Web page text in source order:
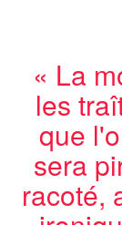
« La
les
que
sera
racoté,